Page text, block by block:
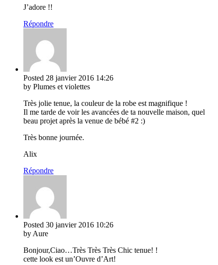
J’adore !!
Répondre
Posted 28 janvier 2016 14:26
by Plumes et violettes
Très jolie tenue, la couleur de la robe est magnifique !
Il me tarde de voir les avancées de ta nouvelle maison, quel
beau projet après la venue de bébé #2 :)
Très bonne journée.
Alix
Répondre
Posted 30 janvier 2016 10:26
by Aure
Bonjour,Ciao…Très Très Très Chic tenue! !
cette look est un’Ouvre d’Art!